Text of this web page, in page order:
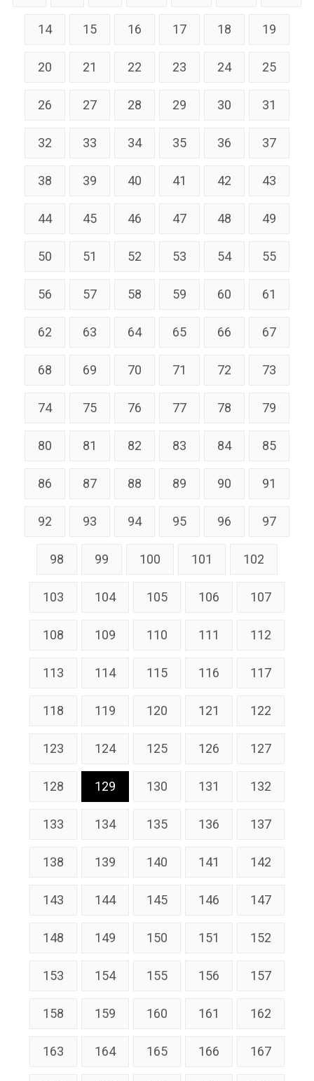
14 15 16 17 18 19
20 21 22 23 24 25
26 27 28 29 30 31
32 33 34 35 36 37
38 39 40 41 42 43
44 45 46 47 48 49
50 51 52 53 54 55
56 57 58 59 60 61
62 63 64 65 66 67
68 69 70 71 72 73
74 75 76 77 78 79
80 81 82 83 84 85
86 87 88 89 90 91
92 93 94 95 96 97
98 99 100 101 102
103 104 105 106 107
108 109 110 111 112
113 114 115 116 117
118 119 120 121 122
123 124 125 126 127
128 129 130 131 132
133 134 135 136 137
138 139 140 141 142
143 144 145 146 147
148 149 150 151 152
153 154 155 156 157
158 159 160 161 162
163 164 165 166 167